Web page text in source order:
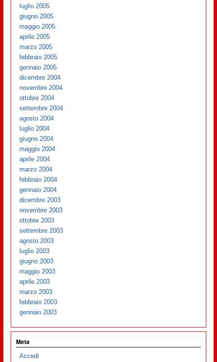
luglio 2005
giugno 2005
maggio 2005
aprile 2005
marzo 2005
febbraio 2005
gennaio 2005
dicembre 2004
novembre 2004
ottobre 2004
settembre 2004
agosto 2004
luglio 2004
giugno 2004
maggio 2004
aprile 2004
marzo 2004
febbraio 2004
gennaio 2004
dicembre 2003
novembre 2003
ottobre 2003
settembre 2003
agosto 2003
luglio 2003
giugno 2003
maggio 2003
aprile 2003
marzo 2003
febbraio 2003
gennaio 2003
Meta
Accedi